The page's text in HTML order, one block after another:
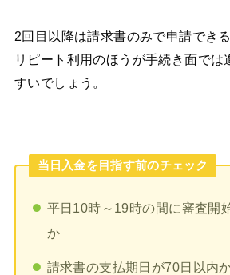
2回目以降は請求書のみで申請でき
リピート利用のほうが手続き面では
すいでしょう。
当日入金を目指す前のチェック
平日10時～19時の間に審査開
か
請求書の支払期日が70日以内